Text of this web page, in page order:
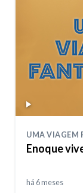
UMA VIAGEM
Enoque
há 6 meses